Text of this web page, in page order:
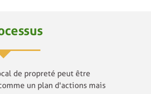
de propreté peut être
un plan d'actions mais